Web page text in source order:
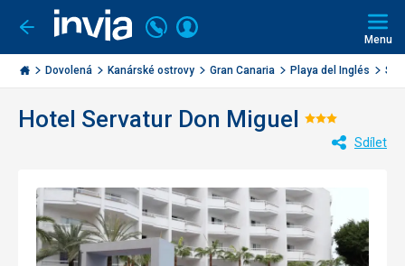
Jít
zpět
Invia.cz
Volejte
226
000
284
Přihlásit
Menu
Dovolená Kanárské ostrovy Gran Canaria Playa del Inglés
Hotel Servatur Don Miguel
3/5
Sdílet